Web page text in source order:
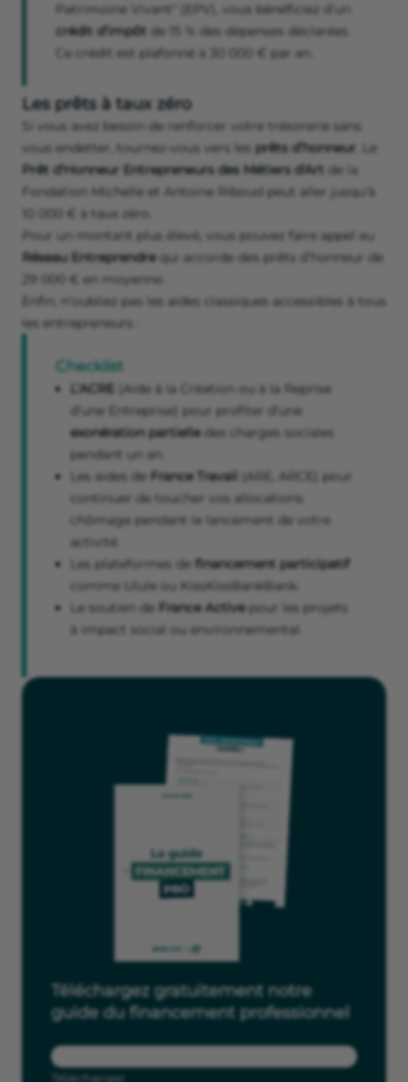
Patrimoine Vivant" (EPV), vous bénéficiez d’un
crédit d’impôt de 15 % des dépenses déclarées.
Ce crédit est plafonné à 30 000 € par an.
Les prêts à taux zéro
Si vous avez besoin de renforcer votre trésorerie sans
vous endetter, tournez-vous vers les prêts d’honneur . Le
Prêt d'Honneur Entrepreneurs des Métiers d'Art de la
Fondation Michelle et Antoine Riboud peut aller jusqu'à
10 000 € à taux zéro.
Pour un montant plus élevé, vous pouvez faire appel au
Réseau Entreprendrequi accorde des prêts d’honneur de
29 000 € en moyenne.
Enfin, n’oubliez pas les aides classiques accessibles à tous
les entrepreneurs :
Checklist
L’ACRE
(Aide à la Création ou à la Reprise
d’une Entreprise) pour profiter d’une
exonération partielledes charges sociales
pendant un an.
Les aides de France Travail
(ARE, ARCE) pour
continuer de toucher vos allocations
chômage pendant le lancement de votre
activité.
Les plateformes de financement participatif
comme Ulule ou KissKissBankBank.
Le soutien de France Activepour les projets
à impact social ou environnemental.
Téléchargez gratuitement notre
guide du financement professionnel
Télécharger